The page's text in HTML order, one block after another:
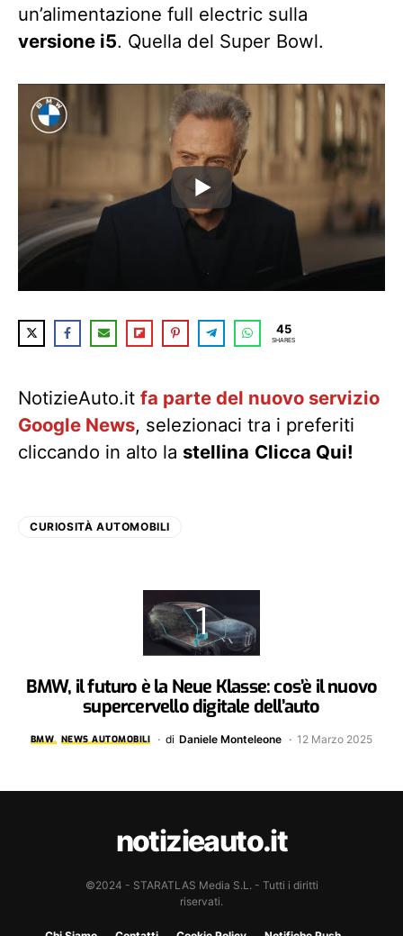
un’alimentazione full electric sulla
versione i5. Quella del Super Bowl.
45
SHARES
NotizieAuto.it fa parte del nuovo servizio
Google News, selezionaci tra i preferiti
cliccando in alto la stellina Clicca Qui!
CURIOSITÀ AUTOMOBILI
BMW, il futuro è la Neue Klasse: cos’è il nuovo
supercervello digitale dell’auto
BMW NEWS AUTOMOBILI di Daniele Monteleone 12 Marzo 2025
notizieauto.it
©2024 - STARATLAS Media S.L. - Tutti i diritti
riservati.